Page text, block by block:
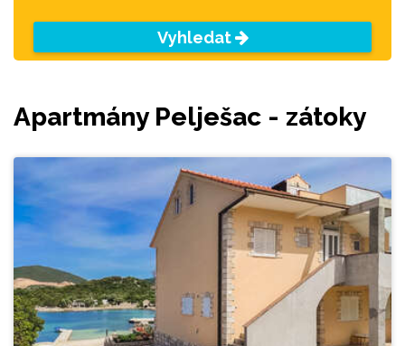
Vyhledat
Apartmány Pelješac - zátoky